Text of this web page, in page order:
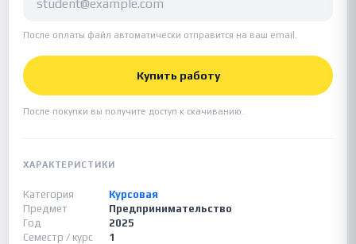
После оплаты файл автоматически отправится на ваш email.
Купить работу
После покупки вы получите доступ к скачиванию.
ХАРАКТЕРИСТИКИ
Категория
Курсовая
Предмет
Предпринимательство
Год
2025
Семестр / курс
1